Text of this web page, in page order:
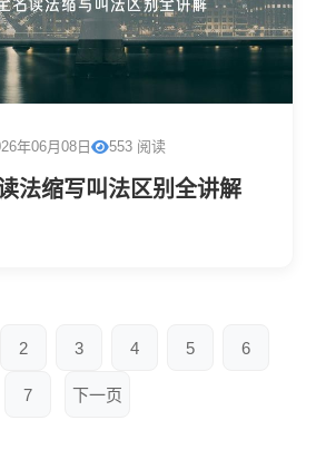
年06月08日 553 阅读
法缩写叫法区别全讲解
2 3 4 5 6
7 下一页